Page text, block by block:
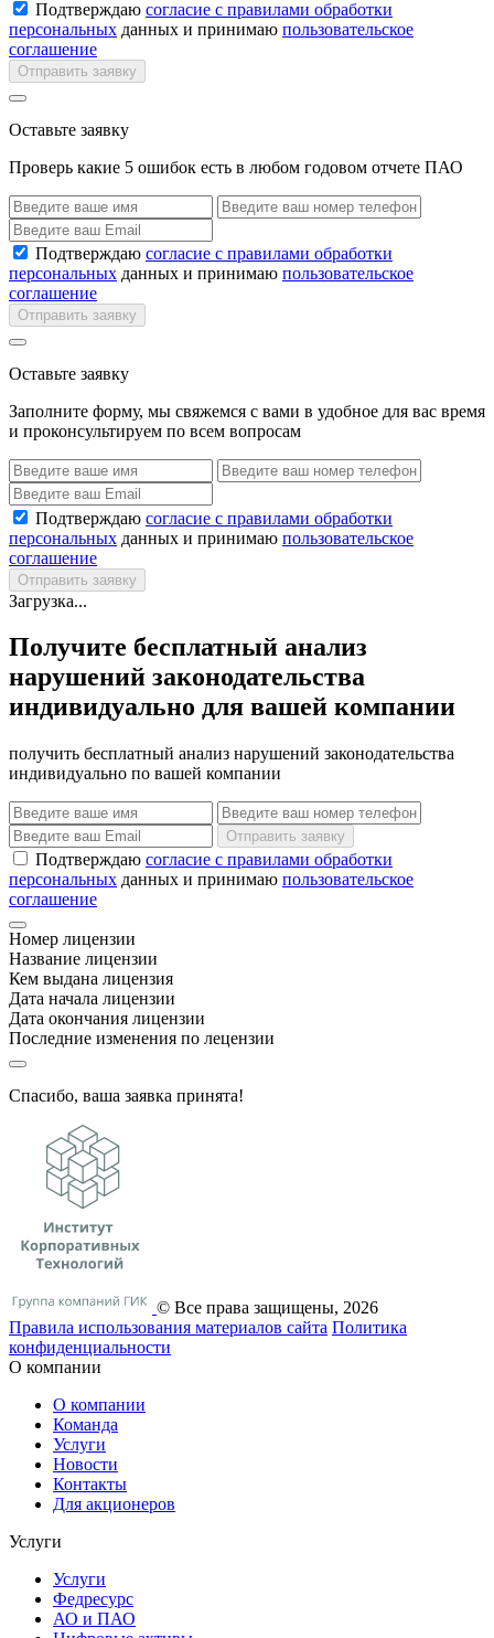
Подтверждаю согласие с правилами обработки
персональных данных и принимаю пользовательское
соглашение
Отправить заявку
Оставьте заявку
Проверь какие 5 ошибок есть в любом годовом отчете ПАО
Подтверждаю согласие с правилами обработки
персональных данных и принимаю пользовательское
соглашение
Отправить заявку
Оставьте заявку
Заполните форму, мы свяжемся с вами в удобное для вас время
и проконсультируем по всем вопросам
Подтверждаю согласие с правилами обработки
персональных данных и принимаю пользовательское
соглашение
Отправить заявку
Загрузка...
Получите бесплатный анализ
нарушений законодательства
индивидуально для вашей компании
получить бесплатный анализ нарушений законодательства
индивидуально по вашей компании
Отправить заявку
Подтверждаю согласие с правилами обработки
персональных данных и принимаю пользовательское
соглашение
Номер лицензии
Название лицензии
Кем выдана лицензия
Дата начала лицензии
Дата окончания лицензии
Последние изменения по лецензии
Спасибо, ваша заявка принята!
© Все права защищены, 2026
Правила использования материалов сайта Политика
конфиденциальности
О компании
О компании
Команда
Услуги
Новости
Контакты
Для акционеров
Услуги
Услуги
Федресурс
АО и ПАО